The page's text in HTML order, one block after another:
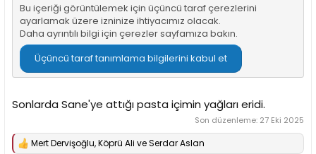
Bu içeriği görüntülemek için üçüncü taraf çerezlerini
ayarlamak üzere izninize ihtiyacımız olacak.
Daha ayrıntılı bilgi için çerezler sayfamıza bakın.
Üçüncü taraf tanımlama bilgilerini kabul et
Sonlarda Sane'ye attığı pasta içimin yağları eridi.
Son düzenleme: 27 Eki 2025
T
Mert Dervişoğlu,Köprü Ali veSerdar Aslan